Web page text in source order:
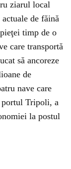
ziarul local
de făină
timp de o
care transportă
să ancoreze
de
nave care
portul Tripoli, a
la postul